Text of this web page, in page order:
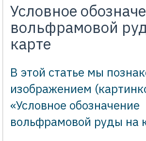
Условное
вольфрамовой
карте
В этой статье мы
изображением
«Условное обозначение
вольфрамовой руды на